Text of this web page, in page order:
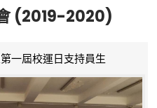
(2019-2020)
一屆校運日支持員生